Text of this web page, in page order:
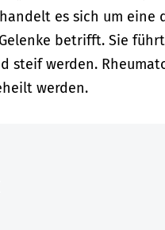
es sich um eine
betrifft. Sie
steif werden.
werden.